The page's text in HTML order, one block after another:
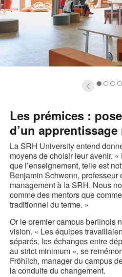
1234
Les prémices :
d’un
La SRH University entend
moyens de choisir leur avenir. «
que l’enseignement, telle est
Benjamin Schwenn, professeur
management à la SRH. Nous
comme des mentors que
traditionnel du terme. »
Or le premier campus berlinois
vision. « Les équipes
séparés, les échanges entre
au strict minimum », se
Fröhlich, manager du campus
la conduite du changement.